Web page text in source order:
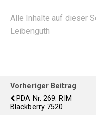
Alle Inhalte auf dieser
Leibenguth
Vorheriger Beitrag
PDA Nr. 269: RIM
Blackberry 7520